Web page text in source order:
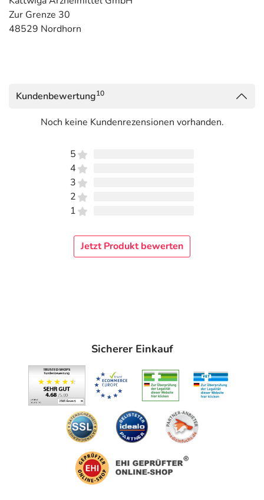
Zur Grenze 30
48529 Nordhorn
Kundenbewertung10
Noch keine Kundenrezensionen vorhanden.
5
4
3
2
1
Jetzt Produkt bewerten
Sicherer Einkauf